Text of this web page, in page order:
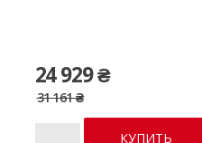
24 929 ₴
31 161 ₴